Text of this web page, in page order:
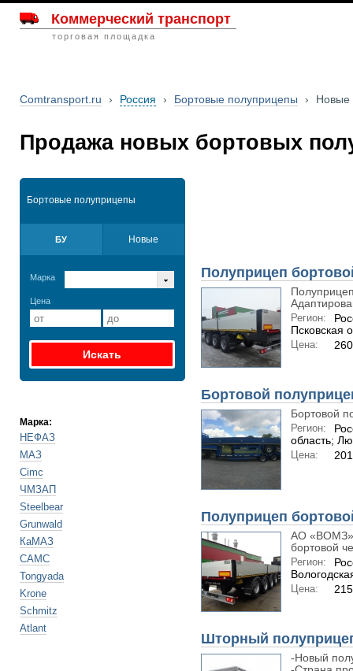
Коммерческий транспорт
торговая площадка
Comtransport.ru › Россия › Бортовые полуприцепы › Новые
Продажа новых бортовых
Бортовые полуприцепы
БУ Новые
Марка
Цена
Марка:
НЕФАЗ
МАЗ
Cimc
ЧМЗАП
Steelbear
Grunwald
КаМАЗ
CAMC
Tongyada
Krone
Schmitz
Atlant
Полуприцеп
Регион:
Псковская
Цена:
Бортовой
Бортовой
Регион:
область;
Цена:
Полуприцеп
АО «ВОМЗ»
бортовой
Регион:
Цена:
Шторный
-Новый